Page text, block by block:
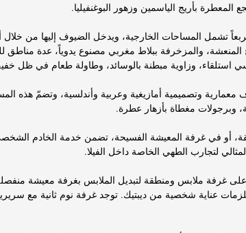
بأريج الياسمين وزهور البوغنفيليا.
الفيلات الواسعة، بمساحة 688 متراً مربعاً تشمل المساحات الخارجية، ويدخل الضيوف
والمزخرفة ببلاط مغربي مصنوع يدوياً، عدة مناطق
وزاوية مبطنة بالوسائد، وطاولة طعام في ظل
معمارية وتصميمية أمازيغية وعربية وأندلسية، وتضمّ هذه
وبرجولات مغطاة بأزهار عطرة.
أو في غرفة المعيشة الفسيحة، تضمن خدمة الخادم
لتجارب الطهي الخاصة داخل الفيلا.
غرفة ملابس ومنطقة لتبديل الملابس بغرفة معيشة
عناية شخصية من ديبتيك. توجد غرفة نوم ثانية مع